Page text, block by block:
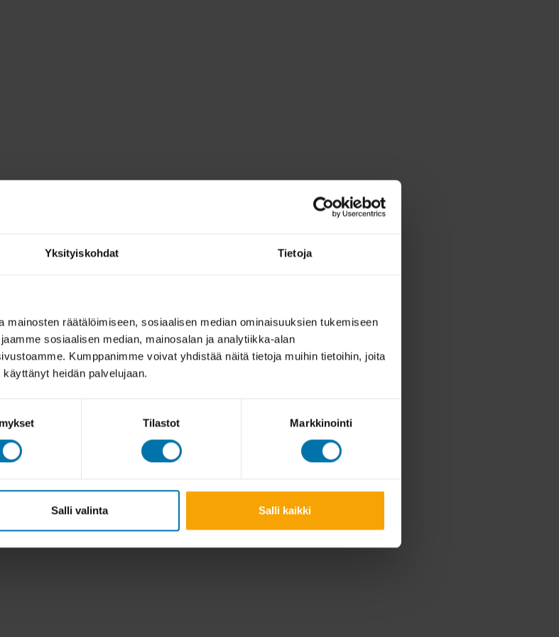
Yksityiskohdat Tietoja
mainosten räätälöimiseen, sosiaalisen median ominaisuuksien tukemiseen
sosiaalisen median, mainosalan ja analytiikka-alan
Kumppanimme voivat yhdistää näitä tietoja muihin tietoihin, joita
heidän palvelujaan.
Tilastot Markkinointi
Salli valinta Salli kaikki